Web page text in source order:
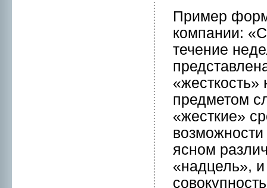
Пример
компании:
течение
«жесткость»
предметом
«жесткие»
яснoм
«надцель»,